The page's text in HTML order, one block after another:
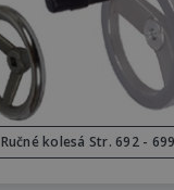
Ručné kolesá Str. 692 - 699